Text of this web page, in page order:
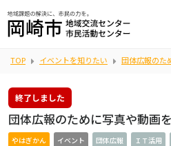
TOP イベントを知りたい 団体広報のた
終了しました
団体広報のために写真や動画
やはぎかん イベント 団体広報 ＩＴ活用